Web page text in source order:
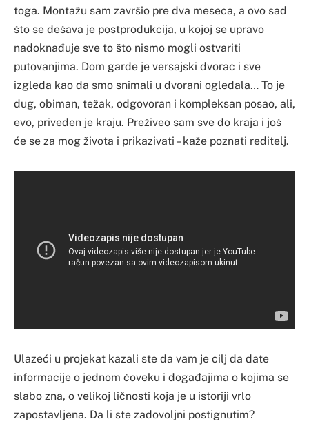
toga. Montažu sam završio pre dva meseca, a ovo sad
što se dešava je postprodukcija, u kojoj se upravo
nadoknađuje sve to što nismo mogli ostvariti
putovanjima. Dom garde je versajski dvorac i sve
izgleda kao da smo snimali u dvorani ogledala… To je
dug, obiman, težak, odgovoran i kompleksan posao, ali,
evo, priveden je kraju. Preživeo sam sve do kraja i još
će se za mog života i prikazivati – kaže poznati reditelj.
Ulazeći u projekat kazali ste da vam je cilj da date
informacije o jednom čoveku i događajima o kojima se
slabo zna, o velikoj ličnosti koja je u istoriji vrlo
zapostavljena. Da li ste zadovoljni postignutim?